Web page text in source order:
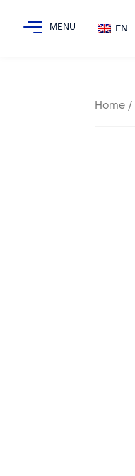
EN
Home /